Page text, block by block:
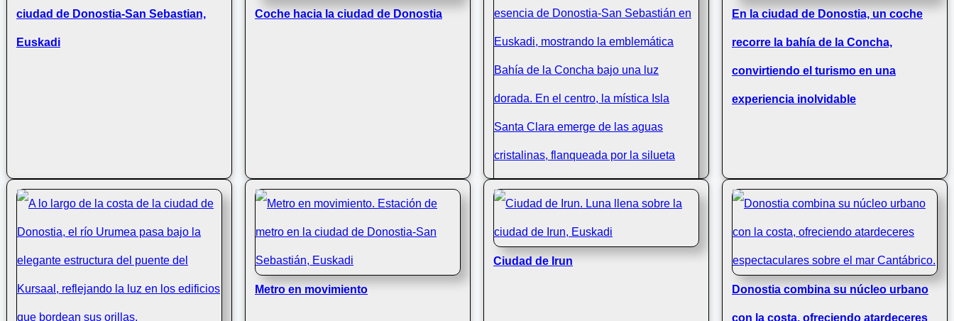
ciudad de Donostia-San Sebastian,
Euskadi
Coche hacia la ciudad de Donostia En la ciudad de Donostia, un coche
recorre la bahía de la Concha,
convirtiendo el turismo en una
experiencia inolvidable
Metro en movimiento
Ciudad de Irun
Donostia combina su núcleo urbano
con la costa, ofreciendo atardeceres